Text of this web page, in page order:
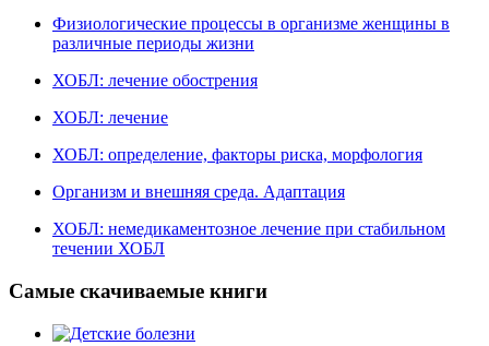
Физиологические процессы в организме женщины в
различные периоды жизни
ХОБЛ: лечение обострения
ХОБЛ: лечение
ХОБЛ: определение, факторы риска, морфология
Организм и внешняя среда. Адаптация
ХОБЛ: немедикаментозное лечение при стабильном
течении ХОБЛ
Самые скачиваемые книги